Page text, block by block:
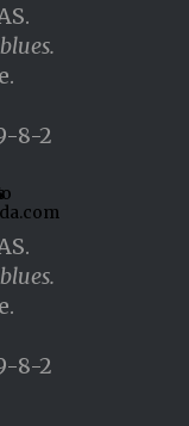
8-2
8-2